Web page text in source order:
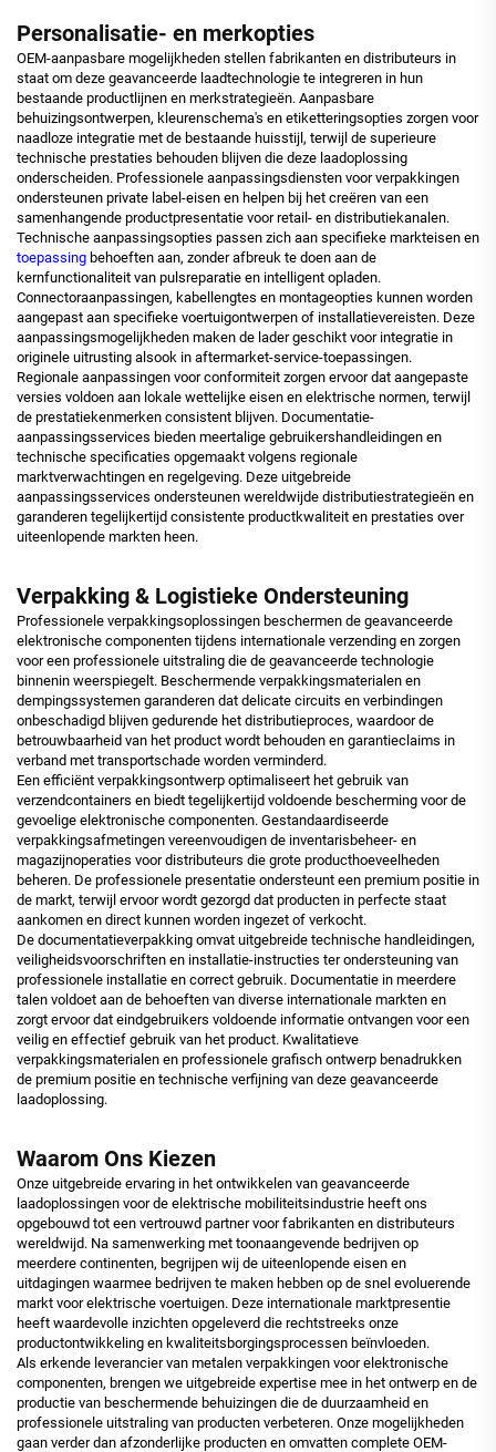
Personalisatie- en merkopties
OEM-aanpasbare mogelijkheden stellen fabrikanten en distributeurs in
staat om deze geavanceerde laadtechnologie te integreren in hun
bestaande productlijnen en merkstrategieën. Aanpasbare
behuizingsontwerpen, kleurenschema's en etiketteringsopties zorgen voor
naadloze integratie met de bestaande huisstijl, terwijl de superieure
technische prestaties behouden blijven die deze laadoplossing
onderscheiden. Professionele aanpassingsdiensten voor verpakkingen
ondersteunen private label-eisen en helpen bij het creëren van een
samenhangende productpresentatie voor retail- en distributiekanalen.
Technische aanpassingsopties passen zich aan specifieke markteisen en
toepassing behoeften aan, zonder afbreuk te doen aan de
kernfunctionaliteit van pulsreparatie en intelligent opladen.
Connectoraanpassingen, kabellengtes en montageopties kunnen worden
aangepast aan specifieke voertuigontwerpen of installatievereisten. Deze
aanpassingsmogelijkheden maken de lader geschikt voor integratie in
originele uitrusting alsook in aftermarket-service-toepassingen.
Regionale aanpassingen voor conformiteit zorgen ervoor dat aangepaste
versies voldoen aan lokale wettelijke eisen en elektrische normen, terwijl
de prestatiekenmerken consistent blijven. Documentatie-
aanpassingsservices bieden meertalige gebruikershandleidingen en
technische specificaties opgemaakt volgens regionale
marktverwachtingen en regelgeving. Deze uitgebreide
aanpassingsservices ondersteunen wereldwijde distributiestrategieën en
garanderen tegelijkertijd consistente productkwaliteit en prestaties over
uiteenlopende markten heen.
Verpakking & Logistieke Ondersteuning
Professionele verpakkingsoplossingen beschermen de geavanceerde
elektronische componenten tijdens internationale verzending en zorgen
voor een professionele uitstraling die de geavanceerde technologie
binnenin weerspiegelt. Beschermende verpakkingsmaterialen en
dempingssystemen garanderen dat delicate circuits en verbindingen
onbeschadigd blijven gedurende het distributieproces, waardoor de
betrouwbaarheid van het product wordt behouden en garantieclaims in
verband met transportschade worden verminderd.
Een efficiënt verpakkingsontwerp optimaliseert het gebruik van
verzendcontainers en biedt tegelijkertijd voldoende bescherming voor de
gevoelige elektronische componenten. Gestandaardiseerde
verpakkingsafmetingen vereenvoudigen de inventarisbeheer- en
magazijnoperaties voor distributeurs die grote producthoeveelheden
beheren. De professionele presentatie ondersteunt een premium positie in
de markt, terwijl ervoor wordt gezorgd dat producten in perfecte staat
aankomen en direct kunnen worden ingezet of verkocht.
De documentatieverpakking omvat uitgebreide technische handleidingen,
veiligheidsvoorschriften en installatie-instructies ter ondersteuning van
professionele installatie en correct gebruik. Documentatie in meerdere
talen voldoet aan de behoeften van diverse internationale markten en
zorgt ervoor dat eindgebruikers voldoende informatie ontvangen voor een
veilig en effectief gebruik van het product. Kwalitatieve
verpakkingsmaterialen en professionele grafisch ontwerp benadrukken
de premium positie en technische verfijning van deze geavanceerde
laadoplossing.
Waarom Ons Kiezen
Onze uitgebreide ervaring in het ontwikkelen van geavanceerde
laadoplossingen voor de elektrische mobiliteitsindustrie heeft ons
opgebouwd tot een vertrouwd partner voor fabrikanten en distributeurs
wereldwijd. Na samenwerking met toonaangevende bedrijven op
meerdere continenten, begrijpen wij de uiteenlopende eisen en
uitdagingen waarmee bedrijven te maken hebben op de snel evoluerende
markt voor elektrische voertuigen. Deze internationale marktpresentie
heeft waardevolle inzichten opgeleverd die rechtstreeks onze
productontwikkeling en kwaliteitsborgingsprocessen beïnvloeden.
Als erkende leverancier van metalen verpakkingen voor elektronische
componenten, brengen we uitgebreide expertise mee in het ontwerp en de
productie van beschermende behuizingen die de duurzaamheid en
professionele uitstraling van producten verbeteren. Onze mogelijkheden
gaan verder dan afzonderlijke producten en omvatten complete OEM-